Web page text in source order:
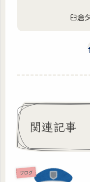
臼倉
関連記事
ブログ